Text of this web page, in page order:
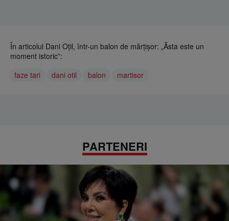
În articolul Dani Oțil, într-un balon de mărțișor: „Ăsta este un
moment istoric”:
faze tari
dani otil balon martisor
PARTENERI